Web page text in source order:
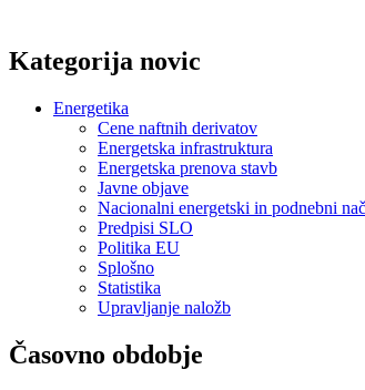
Kategorija novic
Energetika
Cene naftnih derivatov
Energetska infrastruktura
Energetska prenova stavb
Javne objave
Nacionalni energetski in podnebni
Predpisi SLO
Politika EU
Splošno
Statistika
Upravljanje naložb
Časovno obdobje